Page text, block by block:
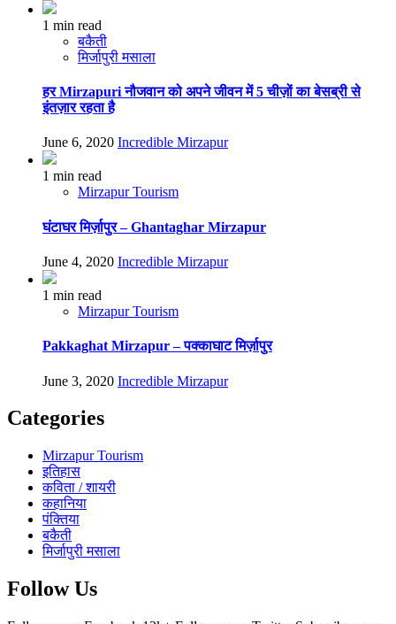
1 min read
बकैती
मिर्जापुरी मसाला
हर Mirzapuri नौजवान को अपने जीवन में 5 चीज़ों का बेसब्री से
इंतज़ार रहता है
June 6, 2020 Incredible Mirzapur
1 min read
Mirzapur Tourism
घंटाघर मिर्ज़ापुर – Ghantaghar Mirzapur
June 4, 2020 Incredible Mirzapur
1 min read
Mirzapur Tourism
Pakkaghat Mirzapur – पक्काघाट मिर्ज़ापुर
June 3, 2020 Incredible Mirzapur
Categories
Mirzapur Tourism
इतिहास
कविता / शायरी
कहानिया
पंक्तिया
बकैती
मिर्जापुरी मसाला
Follow Us